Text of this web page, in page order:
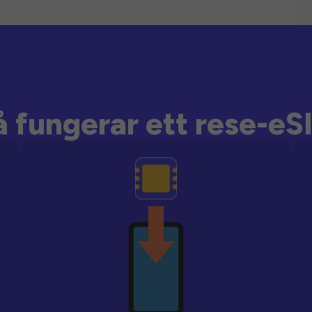
fungerar ett rese-